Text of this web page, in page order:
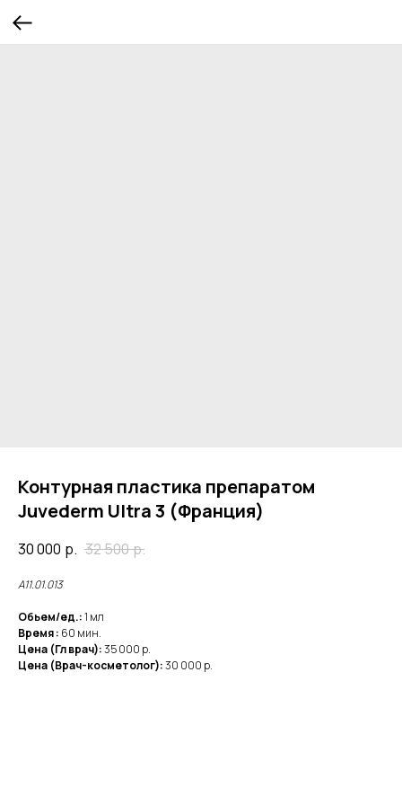
Контурная пластика препаратом
Juvederm Ultra 3 (Франция)
30 000 р. 32 500р.
А11.01.013
Обьем/ед.:1 мл
Время : 60 мин.
Цена (Гл врач):35 000 р.
Цена (Врач-косметолог):30 000 р.